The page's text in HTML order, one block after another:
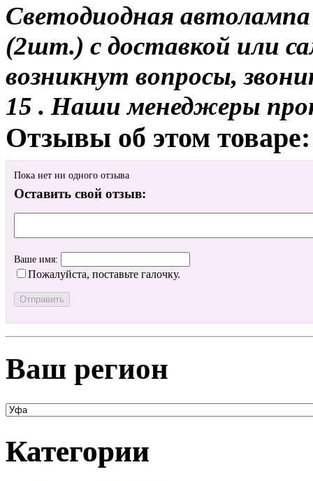
Светодиодная
(2шт.) с доставкой или
возникнут вопросы,
15 . Наши менеджеры
Отзывы об этом товаре:
Пока нет ни одного отзыва
Оставить свой отзыв:
Ваше имя:
Пожалуйста, поставьте галочку.
Ваш регион
Категории